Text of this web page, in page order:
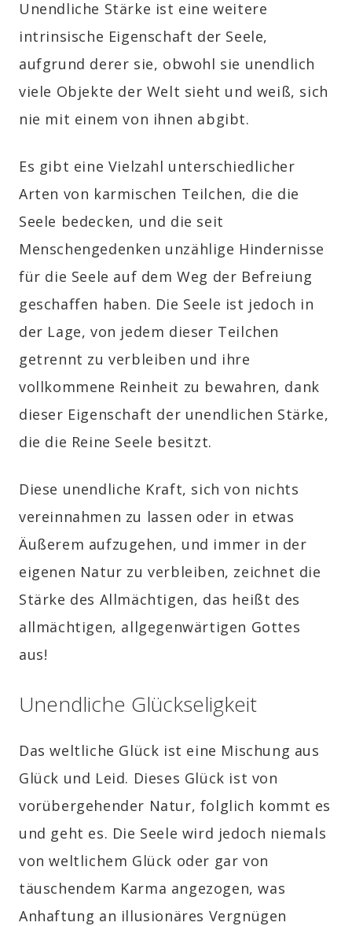
Unendliche Stärke ist eine weitere
intrinsische Eigenschaft der Seele,
aufgrund derer sie, obwohl sie unendlich
viele Objekte der Welt sieht und weiß, sich
nie mit einem von ihnen abgibt.
Es gibt eine Vielzahl unterschiedlicher
Arten von karmischen Teilchen, die die
Seele bedecken, und die seit
Menschengedenken unzählige Hindernisse
für die Seele auf dem Weg der Befreiung
geschaffen haben. Die Seele ist jedoch in
der Lage, von jedem dieser Teilchen
getrennt zu verbleiben und ihre
vollkommene Reinheit zu bewahren, dank
dieser Eigenschaft der unendlichen Stärke,
die die Reine Seele besitzt.
Diese unendliche Kraft, sich von nichts
vereinnahmen zu lassen oder in etwas
Äußerem aufzugehen, und immer in der
eigenen Natur zu verbleiben, zeichnet die
Stärke des Allmächtigen, das heißt des
allmächtigen, allgegenwärtigen Gottes
aus!
Unendliche Glückseligkeit
Das weltliche Glück ist eine Mischung aus
Glück und Leid. Dieses Glück ist von
vorübergehender Natur, folglich kommt es
und geht es. Die Seele wird jedoch niemals
von weltlichem Glück oder gar von
täuschendem Karma angezogen, was
Anhaftung an illusionäres Vergnügen